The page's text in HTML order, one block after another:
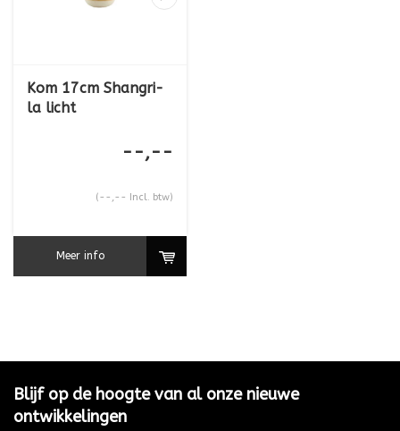
Kom 17cm Shangri-
la licht
--,--
(--,-- Incl. btw)
Meer info
Blijf op de hoogte van al onze nieuwe
ontwikkelingen